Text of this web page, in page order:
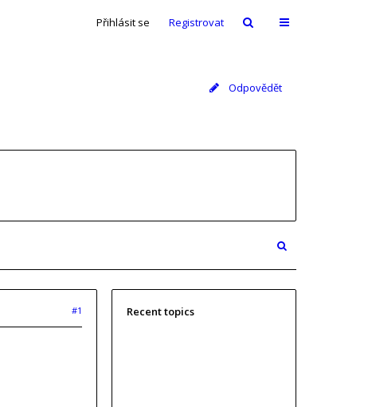
Přihlásit se Registrovat
Odpovědět
#1 Recent topics